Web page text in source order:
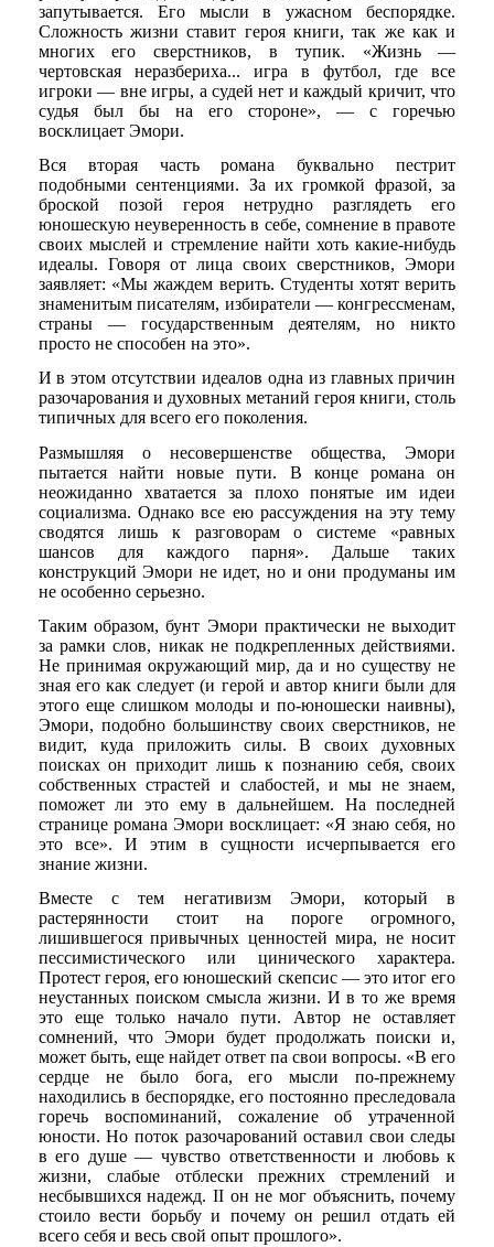
запутывается. Его мысли в ужасном беспорядке.
Сложность жизни ставит героя книги, так же как и
многих его сверстников, в тупик. «Жизнь —
чертовская неразбериха... игра в футбол, где все
игроки — вне игры, а судей нет и каждый кричит, что
судья был бы на его стороне», — с горечью
восклицает Эмори.
Вся вторая часть романа буквально пестрит
подобными сентенциями. За их громкой фразой, за
броской позой героя нетрудно разглядеть его
юношескую неуверенность в себе, сомнение в правоте
своих мыслей и стремление найти хоть какие-нибудь
идеалы. Говоря от лица своих сверстников, Эмори
заявляет: «Мы жаждем верить. Студенты хотят верить
знаменитым писателям, избиратели — конгрессменам,
страны — государственным деятелям, но никто
просто не способен на это».
И в этом отсутствии идеалов одна из главных причин
разочарования и духовных метаний героя книги, столь
типичных для всего его поколения.
Размышляя о несовершенстве общества, Эмори
пытается найти новые пути. В конце романа он
неожиданно хватается за плохо понятые им идеи
социализма. Однако все ею рассуждения на эту тему
сводятся лишь к разговорам о системе «равных
шансов для каждого парня». Дальше таких
конструкций Эмори не идет, но и они продуманы им
не особенно серьезно.
Таким образом, бунт Эмори практически не выходит
за рамки слов, никак не подкрепленных действиями.
Не принимая окружающий мир, да и но существу не
зная его как следует (и герой и автор книги были для
этого еще слишком молоды и по-юношески наивны),
Эмори, подобно большинству своих сверстников, не
видит, куда приложить силы. В своих духовных
поисках он приходит лишь к познанию себя, своих
собственных страстей и слабостей, и мы не знаем,
поможет ли это ему в дальнейшем. На последней
странице романа Эмори восклицает: «Я знаю себя, но
это все». И этим в сущности исчерпывается его
знание жизни.
Вместе с тем негативизм Эмори, который в
растерянности стоит на пороге огромного,
лишившегося привычных ценностей мира, не носит
пессимистического или цинического характера.
Протест героя, его юношеский скепсис — это итог его
неустанных поиском смысла жизни. И в то же время
это еще только начало пути. Автор не оставляет
сомнений, что Эмори будет продолжать поиски и,
может быть, еще найдет ответ па свои вопросы. «В его
сердце не было бога, его мысли по-прежнему
находились в беспорядке, его постоянно преследовала
горечь воспоминаний, сожаление об утраченной
юности. Но поток разочарований оставил свои следы
в его душе — чувство ответственности и любовь к
жизни, слабые отблески прежних стремлений и
несбывшихся надежд. II он не мог объяснить, почему
стоило вести борьбу и почему он решил отдать ей
всего себя и весь свой опыт прошлого».